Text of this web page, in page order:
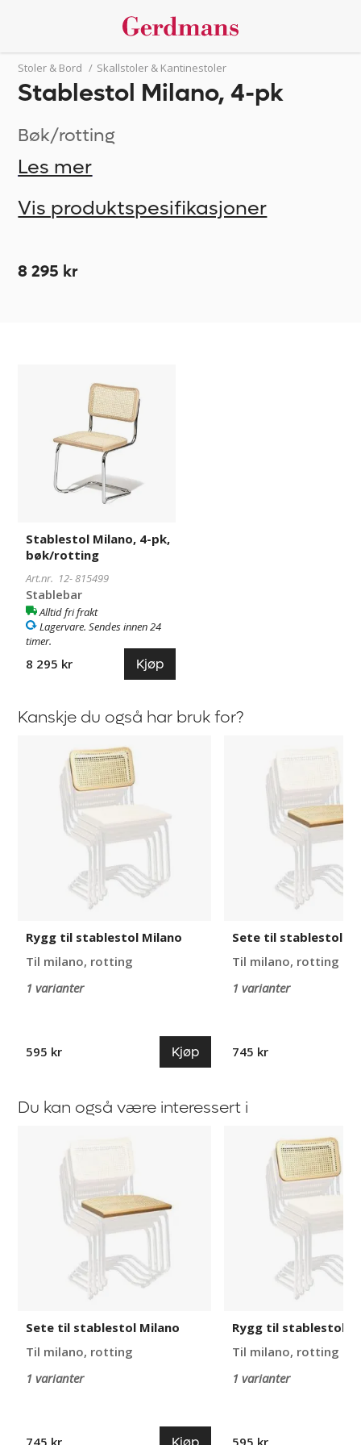
Stoler & Bord / Skallstoler & Kantinestoler
Stablestol Milano, 4-pk
Bøk/rotting
Les mer
Vis produktspesifikasjoner
8 295 kr
bøk/rotting
Stablestol Milano, 4-pk,
bøk/rotting
Art.nr. 12-815499
Stablebar
Alltid fri frakt
Lagervare. Sendes innen 24
timer.
8 295 kr Kjøp
Kanskje du også har bruk for?
stablestol
Rygg til stablestol Milano
Til milano, rotting
1 varianter
595 kr Kjøp
stablestol
Milano
Sete til stablestol
Til milano, rotting
1 varianter
745 kr
Du kan også være interessert i
stablestol
Milano
Sete til stablestol Milano
Til milano, rotting
1 varianter
stablestol
Rygg til stablestol
Til milano, rotting
1 varianter